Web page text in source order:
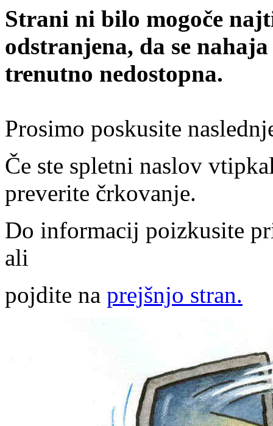
Strani ni bilo mogoče
odstranjena, da se
trenutno nedostopna.
Prosimo poskusite
Če ste spletni naslov
preverite črkovanje.
Do informacij poizkusite
ali
pojdite na prejšnjo stran.